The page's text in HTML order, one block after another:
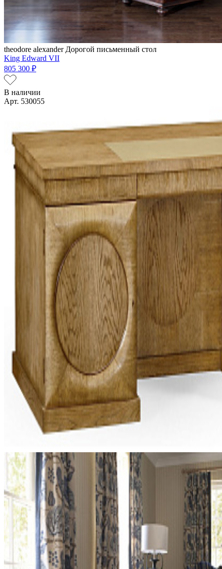
theodore alexander Дорогой письменный стол
King Edward VII
805 300 ₽
В наличии
Арт. 530055